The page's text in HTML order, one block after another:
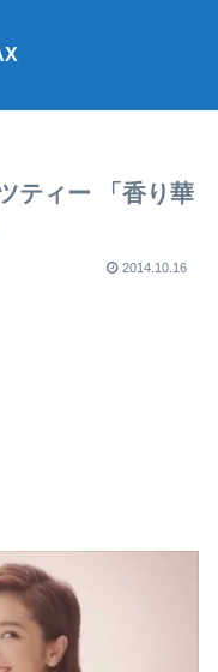
ティー 「香り華
2014.10.16